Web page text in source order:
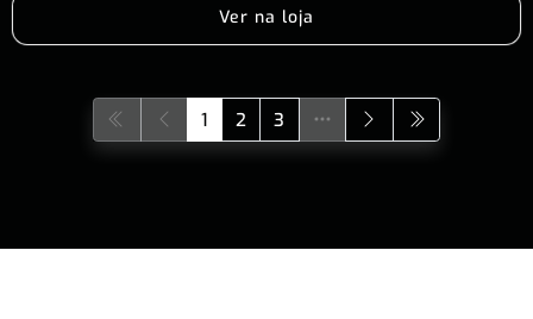
Ver na loja
1 2 3